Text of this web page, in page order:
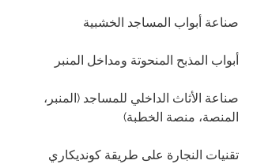
صناعة أبواب المساجد الخشبية
أبواب المذبح المنحوتة ومداخل المنبر
صناعة الأثاث الداخلي للمساجد (المنبر،
المنصة، منصة الخطبة)
تقنيات النجارة على طريقة كونديكاري